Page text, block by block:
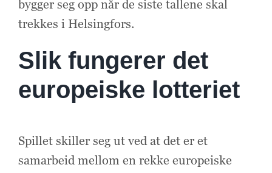
bygger seg opp når de siste tallene skal
trekkes i Helsingfors.
Slik fungerer det
europeiske lotteriet
Spillet skiller seg ut ved at det er et
samarbeid mellom en rekke europeiske